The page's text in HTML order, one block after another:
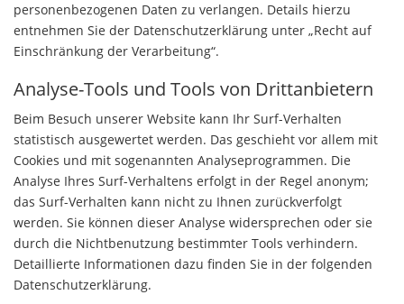
personenbezogenen Daten zu verlangen. Details hierzu
entnehmen Sie der Datenschutzerklärung unter „Recht auf
Einschränkung der Verarbeitung“.
Analyse-Tools und Tools von Drittanbietern
Beim Besuch unserer Website kann Ihr Surf-Verhalten
statistisch ausgewertet werden. Das geschieht vor allem mit
Cookies und mit sogenannten Analyseprogrammen. Die
Analyse Ihres Surf-Verhaltens erfolgt in der Regel anonym;
das Surf-Verhalten kann nicht zu Ihnen zurückverfolgt
werden. Sie können dieser Analyse widersprechen oder sie
durch die Nichtbenutzung bestimmter Tools verhindern.
Detaillierte Informationen dazu finden Sie in der folgenden
Datenschutzerklärung.